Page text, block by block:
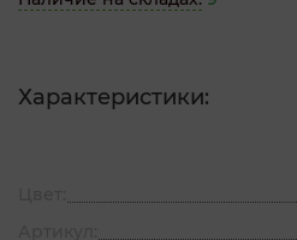
Характеристики: